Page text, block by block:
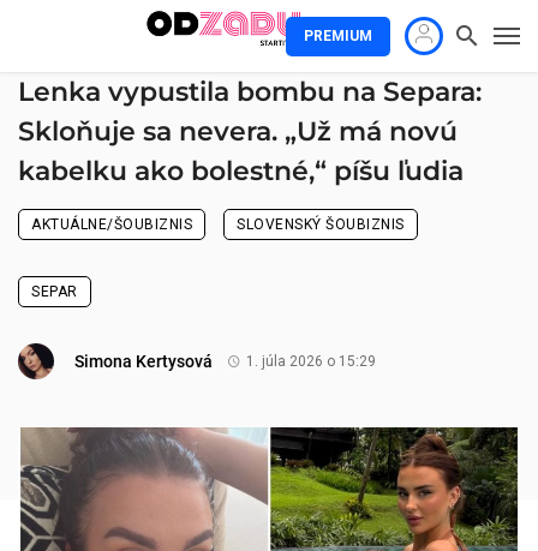
PREMIUM
Lenka vypustila bombu na Separa:
Skloňuje sa nevera. „Už má novú
kabelku ako bolestné,“ píšu ľudia
AKTUÁLNE/ŠOUBIZNIS SLOVENSKÝ ŠOUBIZNIS
SEPAR
Simona Kertysová 1. júla 2026 o 15:29